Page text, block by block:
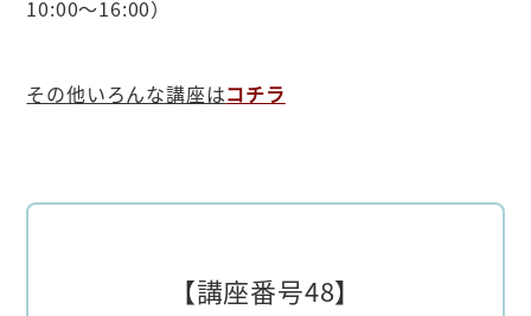
10:00～16:00）
その他いろんな講座はコチラ
【講座番号48】